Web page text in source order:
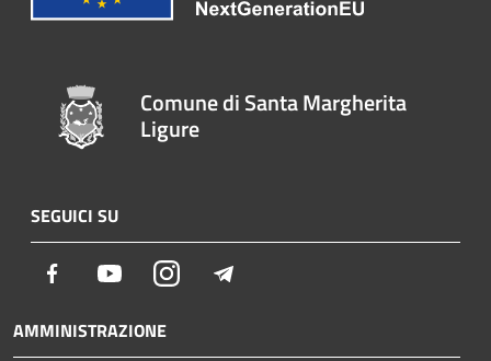
Comune di Santa Margherita
Ligure
SEGUICI SU
Facebook YoutubeInstagram
AMMINISTRAZIONE